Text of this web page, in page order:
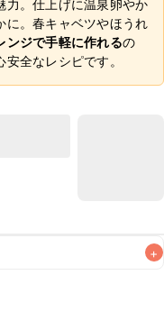
力。仕上げに温泉卵やか
に。春キャベツやほうれ
ンジで手軽に作れるの
全なレシピです。
+
りいただくことをお